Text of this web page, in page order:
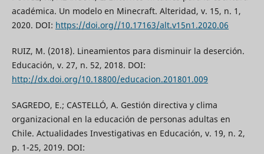
académica. Un modelo en Minecraft. Alteridad, v. 15, n. 1,
2020. DOI: https://doi.org//10.17163/alt.v15n1.2020.06
RUIZ, M. (2018). Lineamientos para disminuir la deserción.
Educación, v. 27, n. 52, 2018. DOI:
http://dx.doi.org/10.18800/educacion.201801.009
SAGREDO, E.; CASTELLÓ, A. Gestión directiva y clima
organizacional en la educación de personas adultas en
Chile. Actualidades Investigativas en Educación, v. 19, n. 2,
p. 1-25, 2019. DOI: